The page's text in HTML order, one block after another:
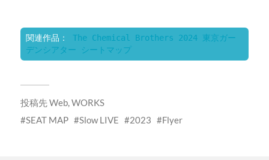
関連作品： The Chemical Brothers 2024 東京ガー
デンシアター シートマップ
投稿先Web,WORKS
SEAT MAP
Slow LIVE 2023 Flyer